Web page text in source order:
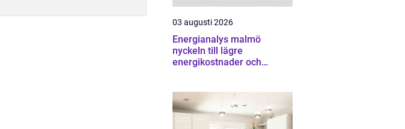
03 augusti 2026
Energianalys malmö
nyckeln till lägre
energikostnader och